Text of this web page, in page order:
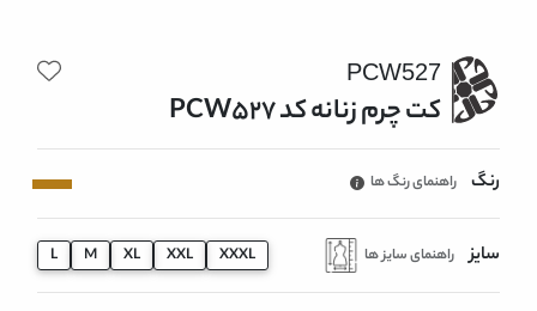
PCW527
کت چرم زنانه کد PCW527
رنگ راهنمای رنگ ها
سایز راهنمای سایز ها XL XXL XXXL